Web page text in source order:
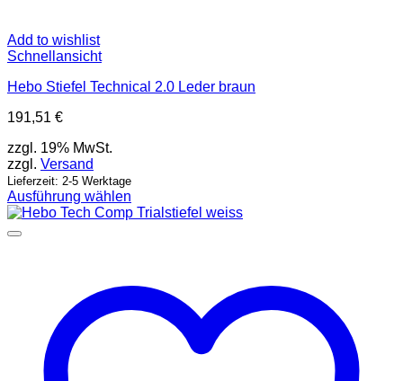
Add to wishlist
Schnellansicht
Hebo Stiefel Technical 2.0 Leder braun
191,51 €
zzgl. 19% MwSt.
zzgl. Versand
Lieferzeit: 2-5 Werktage
Ausführung wählen
Dieses
Produkt
Optionen
können